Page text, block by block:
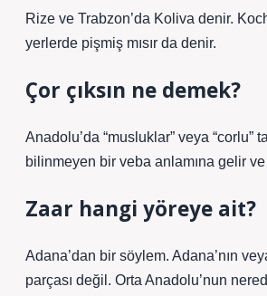
Rize ve Trabzon’da Koliva denir.
yerlerde pişmiş mısır da denir.
Çor çıksın ne demek?
Anadolu’da “musluklar” veya “corlu”
bilinmeyen bir veba anlamına gelir ve
Zaar hangi yöreye ait?
Adana’dan bir söylem. Adana’nın
parçası değil. Orta Anadolu’nun